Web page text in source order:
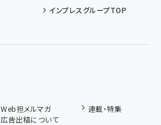
インプレスグループTOP
Web担メルマガ
連載・特集
広告出稿について